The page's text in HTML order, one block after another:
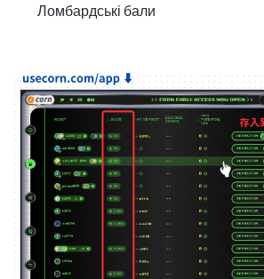
Ломбардські бали